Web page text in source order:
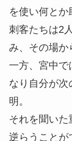
を使い何とか
刺客たちは2
み、その場か
一方、宮中で
なり自分が
明。
それを聞いた
逆らうことが